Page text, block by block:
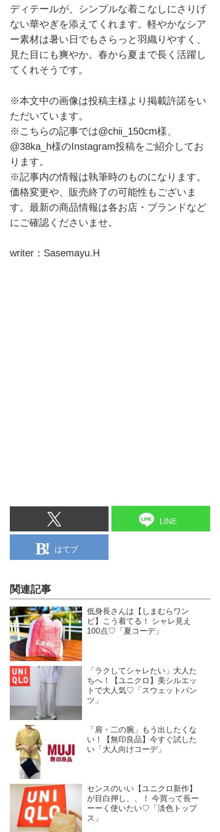
ディテールが、シンプルな着こなしにさりげ
ない華やぎを添えてくれます。軽やかなシア
ー素材は暑い日でもさらっと羽織りやすく、
見た目にも爽やか。春から夏まで長く活躍し
てくれそうです。
※本文中の画像は投稿主様より掲載許諾をい
ただいています。
※こちらの記事では@chii_150cm様、
@38ka_h様のInstagram投稿をご紹介してお
ります。
※記事内の情報は執筆時のものになります。
価格変更や、販売終了の可能性もございま
す。最新の商品情報は各お店・ブランドなど
にご確認くださいませ。
writer：Sasemayu.H
LINE
はてブ
関連記事
低身長さんは【しまむらワン
ピ】こう着てる！ シャレ見え
100点♡「夏コーデ」
「ラクしてシャレたい」大人た
ちへ！【ユニクロ】美シルエッ
トで大人気♡「スウェットパン
ツ」
「肩・二の腕」もう出したくな
い！【無印良品】今すぐ試した
い「大人向けコーデ」
センスのいい【ユニクロ新作】
が目白押し、、！ 今買って長ー
ーーく使いたい♡「淡色トップ
ス」